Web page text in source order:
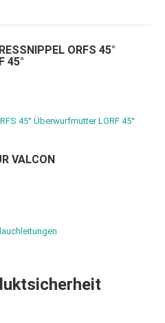
ORFS 45°
45°
45° Überwurfmutter LORF 45°
VALCON S